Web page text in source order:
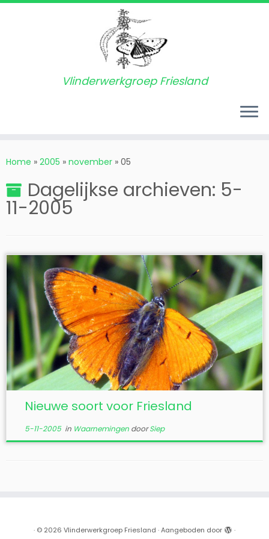
naar
Vlinderwerkgroep Friesland
Home » 2005 » november » 05
Dagelijkse archieven: 5-
11-2005
Nieuwe soort voor Friesland
5-11-2005in Waarnemingen doorSiep
· © 2026 Vlinderwerkgroep Friesland ·Aangeboden door ·